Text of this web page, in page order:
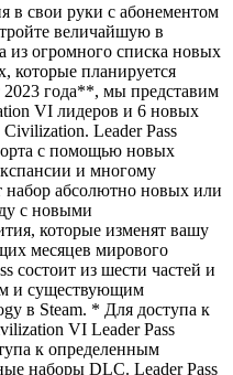
в свои руки с абонементом
величайшую в
огромного списка новых
которые планируется
2023 года**, мы представим
VI лидеров и 6 новых
Leader Pass
с помощью новых
и многому
набор абсолютно новых или
с новыми
которые изменят вашу
месяцев мирового
состоит из шести частей и
и существующим
в Steam. * Для доступа к
VI Leader Pass
к определенным
наборы DLC. Leader Pass